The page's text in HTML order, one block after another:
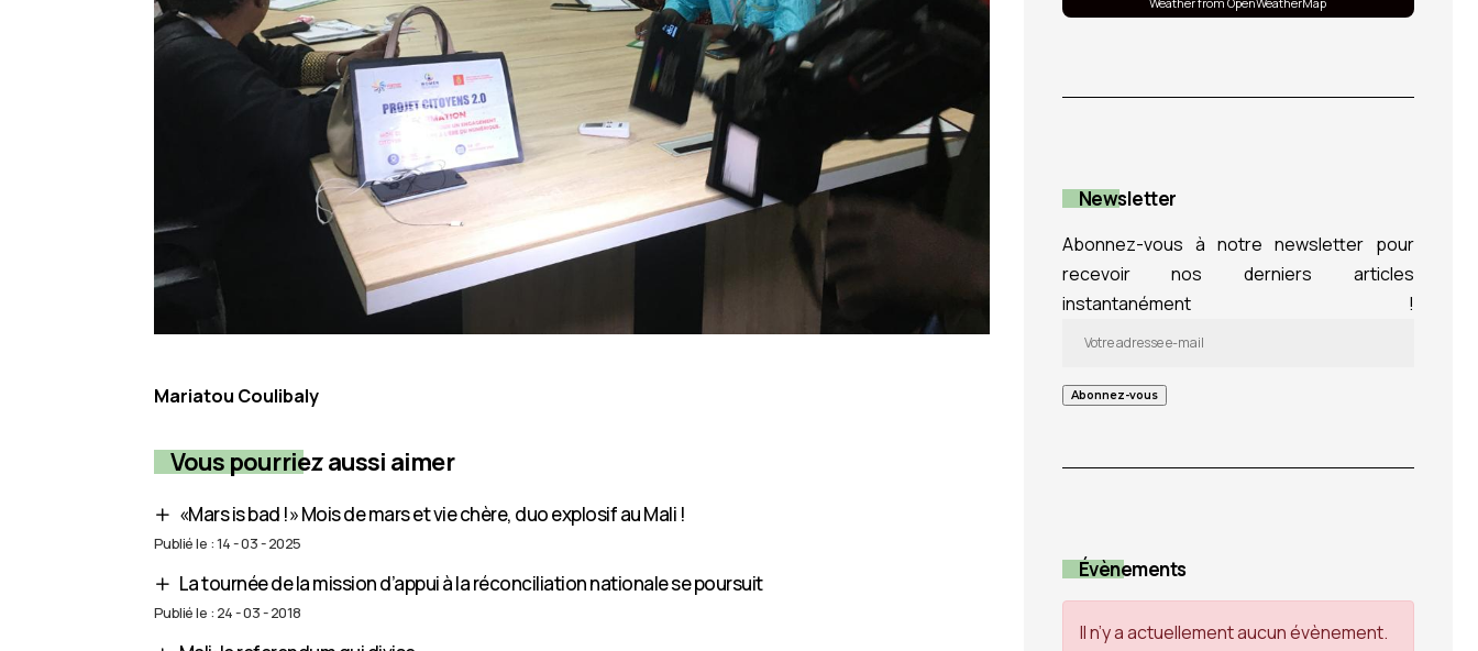
Mariatou Coulibaly
Vous pourriez aussi aimer
«Mars is bad !» Mois de mars et vie chère, duo explosif au Mali !
Publié le : 14 - 03 - 2025
La tournée de la mission d’appui à la réconciliation nationale se poursuit
Publié le : 24 - 03 - 2018
Newsletter
Abonnez-vous à notre newsletter pour
recevoir nos derniers articles
instantanément !
Évènements
Il n’y a actuellement aucun évènement.